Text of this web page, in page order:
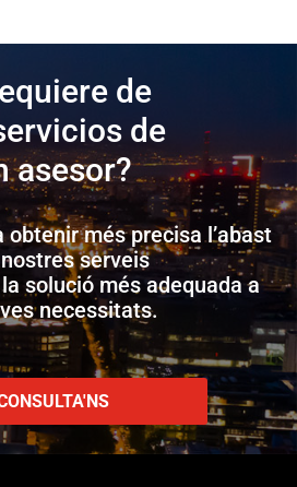
de
de
asesor?
obtenir més precisa l’abast
serveis
solució més adequada a
necessitats.